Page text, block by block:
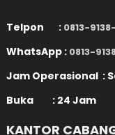
Telpon : 0813-
WhatsApp : 0813-
Jam Operasional :
Buka : 24 Jam
KANTOR